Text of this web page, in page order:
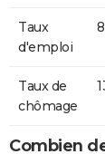
Taux
d'emploi
Taux de
chômage
Combien